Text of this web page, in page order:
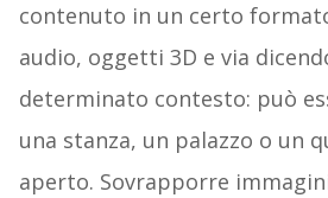
contenuto in un certo
audio, oggetti 3D e via
determinato contesto: può
una stanza, un palazzo o un
aperto. Sovrapporre